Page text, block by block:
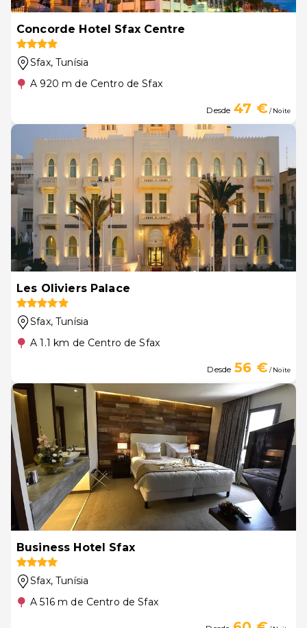
Concorde Hotel Sfax Centre
Sfax, Tunísia
A 920 m de Centro de Sfax
Desde 47 €/ Noite
Les Oliviers Palace
Sfax, Tunísia
A 1.1 km de Centro de Sfax
Desde 56 €/ Noite
Business Hotel Sfax
Sfax, Tunísia
A 516 m de Centro de Sfax